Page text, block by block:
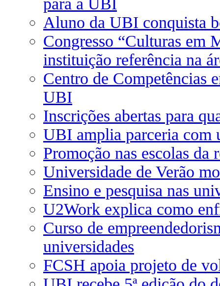
para a UBI
Aluno da UBI conquista
Congresso “Culturas em
instituição referência na
Centro de Competências
UBI
Inscrições abertas para
UBI amplia parceria com
Promoção nas escolas da
Universidade de Verão
Ensino e pesquisa nas
U2Work explica como
Curso de
universidades
FCSH apoia projeto de